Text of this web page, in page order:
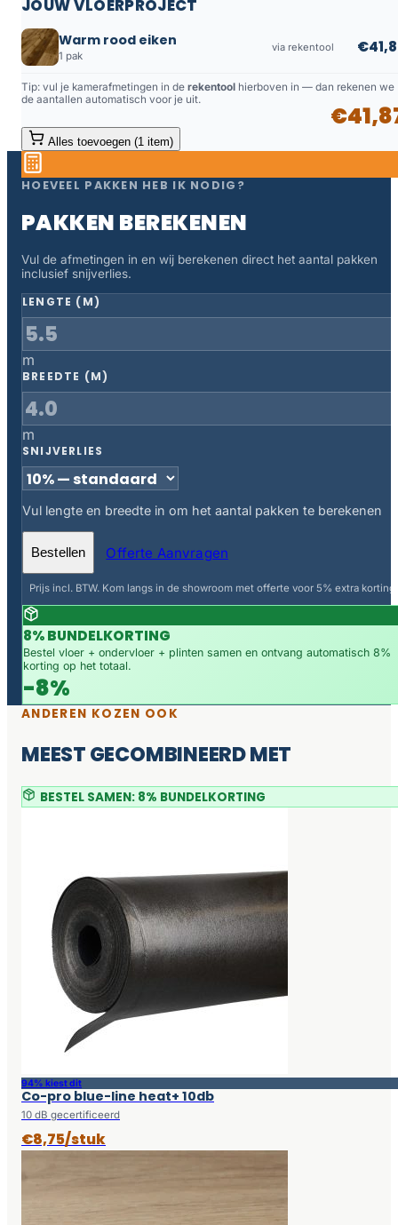
JOUW VLOERPROJECT
Warm rood eiken
1 pak
via rekentool
Tip: vul je kamerafmetingen in de rekentool hierboven in — dan rekenen we
de aantallen automatisch voor je uit.
Alles toevoegen (1 item)
HOEVEEL PAKKEN HEB IK NODIG?
PAKKEN BEREKENEN
Vul de afmetingen in en wij berekenen direct het aantal pakken
inclusief snijverlies.
LENGTE (M)
m
BREEDTE (M)
m
SNIJVERLIES
Vul lengte en breedte in om het aantal pakken te berekenen
Bestellen Offerte Aanvragen
Prijs incl. BTW. Kom langs in de showroom met offerte voor 5% extra korting.
8% BUNDELKORTING
Bestel vloer + ondervloer + plinten samen en ontvang automatisch 8%
korting op het totaal.
-8%
ANDEREN KOZEN OOK
MEEST GECOMBINEERD MET
BESTEL SAMEN: 8% BUNDELKORTING
94% kiest dit
Co-pro blue-line heat+ 10db
10 dB gecertificeerd
€8,75/stuk